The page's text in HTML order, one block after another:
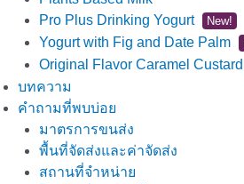
Pro Plus Drinking Yogurt
New!
Yogurt with Fig and Date Palm
Original Flavor Caramel Custard
บทความ
คำถามที่พบบ่อย
มาตรการขนส่ง
พื้นที่จัดส่งและค่าจัดส่ง
สถานที่จำหน่าย